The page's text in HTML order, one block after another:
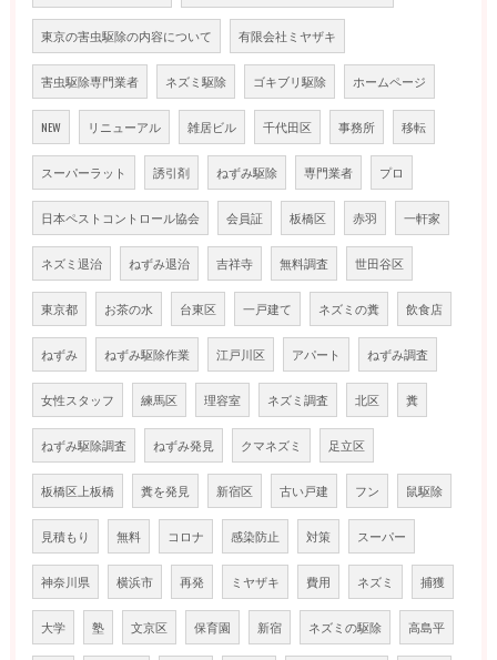
東京の害虫駆除の内容について 有限会社ミヤザキ
害虫駆除専門業者 ネズミ駆除 ゴキブリ駆除 ホームページ
NEW リニューアル 雑居ビル 千代田区 事務所 移転
スーパーラット 誘引剤 ねずみ駆除 専門業者 プロ
日本ペストコントロール協会 会員証 板橋区 赤羽 一軒家
ネズミ退治 ねずみ退治 吉祥寺 無料調査 世田谷区
東京都 お茶の水 台東区 一戸建て ネズミの糞 飲食店
ねずみ ねずみ駆除作業 江戸川区 アパート ねずみ調査
女性スタッフ 練馬区 理容室 ネズミ調査 北区 糞
ねずみ駆除調査 ねずみ発見 クマネズミ 足立区
板橋区上板橋 糞を発見 新宿区 古い戸建 フン 鼠駆除
見積もり 無料 コロナ 感染防止 対策 スーパー
神奈川県 横浜市 再発 ミヤザキ 費用 ネズミ 捕獲
大学 塾 文京区 保育園 新宿 ネズミの駆除 高島平